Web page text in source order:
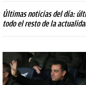
Últimas noticias del día:
todo el resto de la